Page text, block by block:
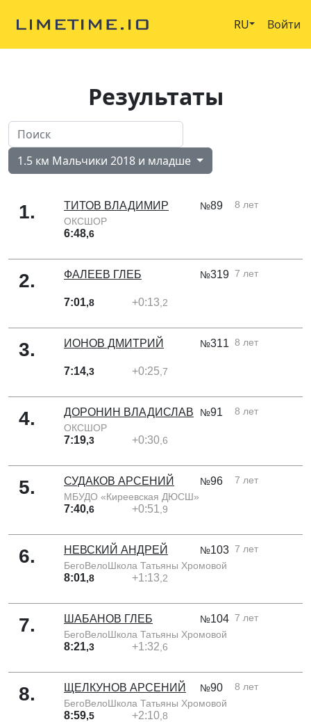
RU Войти
Результаты
1.5 км Мальчики 2018 и младше
1. ТИТОВ ВЛАДИМИР №89
8 лет
ОКСШОР
6:48,6
2. ФАЛЕЕВ ГЛЕБ №319 7 лет
7:01,8 +0:13 ,2
3. ИОНОВ ДМИТРИЙ №311 8 лет
7:14,3 +0:25 ,7
4. ДОРОНИН ВЛАДИСЛАВ №91
8 лет
ОКСШОР
7:19,3 +0:30 ,6
5. СУДАКОВ АРСЕНИЙ №96
7 лет
МБУДО «Киреевская ДЮСШ»
7:40,6 +0:51 ,9
6. НЕВСКИЙ АНДРЕЙ №103 7 лет
БегоВелоШкола Татьяны Хромовой
8:01,8 +1:13 ,2
7. ШАБАНОВ ГЛЕБ №104 7 лет
БегоВелоШкола Татьяны Хромовой
8:21,3 +1:32 ,6
8. ЩЕЛКУНОВ АРСЕНИЙ №90
8 лет
БегоВелоШкола Татьяны Хромовой
8:59,5 +2:10 ,8